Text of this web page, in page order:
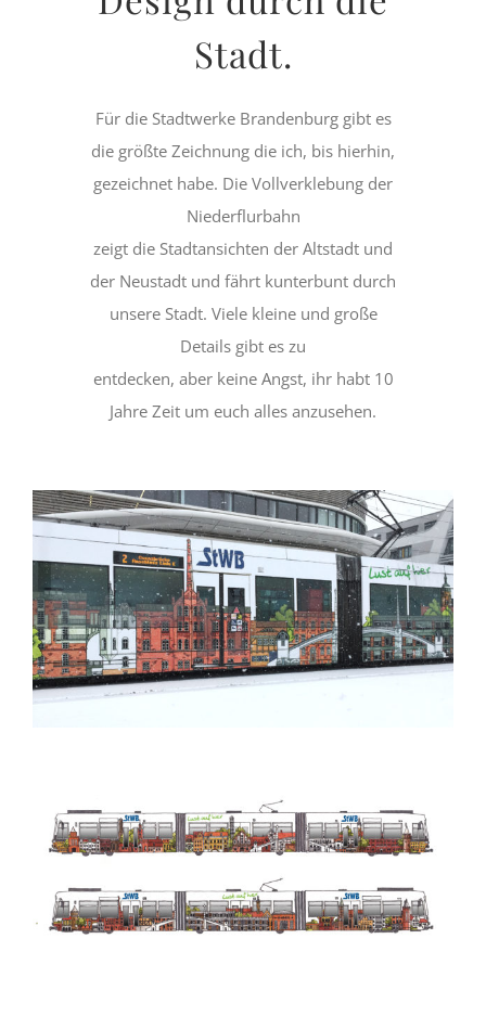
Stadt.
Für die Stadtwerke Brandenburg gibt es
die größte Zeichnung die ich, bis hierhin,
gezeichnet habe. Die Vollverklebung der
Niederflurbahn
zeigt die Stadtansichten der Altstadt und
der Neustadt und fährt kunterbunt durch
unsere Stadt. Viele kleine und große
Details gibt es zu
entdecken, aber keine Angst, ihr habt 10
Jahre Zeit um euch alles anzusehen.